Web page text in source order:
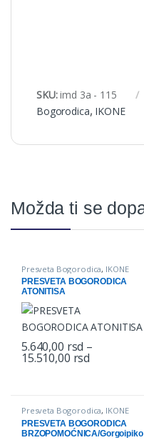
SKU:imd 3a - 115
Bogorodica, IKONE
Možda ti se
Presveta Bogorodica, IKONE
PRESVETA BOGORODICA
ATONITISA
5.640,00 rsd –
15.510,00 rsd
This product has multiple
Presveta Bogorodica, IKONE
PRESVETA BOGORODICA
BRZOPOMOĆNICA/Gorgoipiko